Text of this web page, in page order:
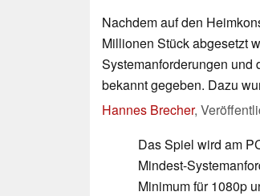
Nachdem auf den
Millionen Stück abgesetzt
Systemanforderungen und
bekannt gegeben. Dazu
Hannes Brecher,
Das Spiel wird am
Mindest-
Minimum für 1080p